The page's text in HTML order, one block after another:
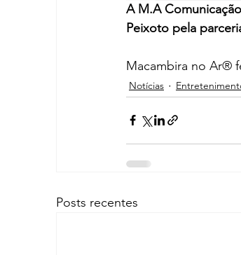
A M.A
Peixoto pela
Macambira no Ar®
Notícias
Posts recentes